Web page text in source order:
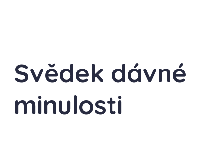
Svědek dávné
minulosti